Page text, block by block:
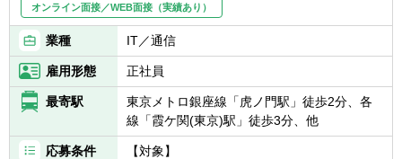
オンライン面接／WEB面接（実績あり）
業種 IT／通信
雇用形態 正社員
最寄駅
東京メトロ銀座線「虎ノ門駅」徒歩2分、各
線「霞ケ関(東京)駅」徒歩3分、他
応募条件
【対象】